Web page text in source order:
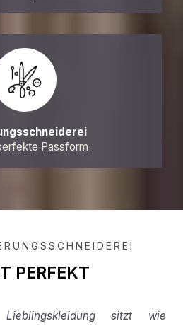
Passform
PERFEKT
sitzt wie